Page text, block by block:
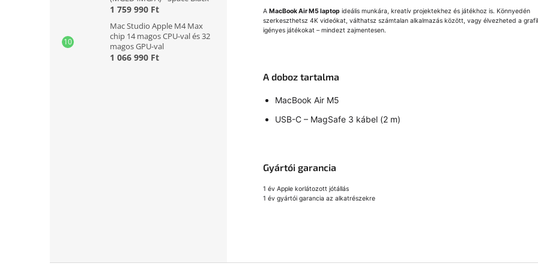
1 759 990 Ft
Mac Studio Apple M4 Max
chip 14 magos CPU-val és 32
magos GPU-val
1 066 990 Ft
A MacBook Air M5 laptop ideális munkára, kreatív projektekhez és játékhoz is. Könnyedén
szerkeszthetsz 4K videókat, válthatsz számtalan alkalmazás között, vagy élvezheted a
igényes játékokat – mindezt zajmentesen.
A doboz tartalma
MacBook Air M5
USB-C – MagSafe 3 kábel (2 m)
Gyártói garancia
1 év Apple korlátozott jótállás
1 év gyártói garancia az alkatrészekre